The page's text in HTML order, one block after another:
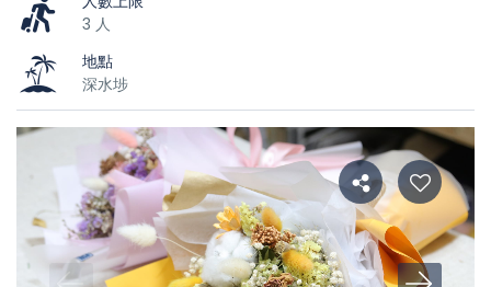
3 人
地點
深水埗